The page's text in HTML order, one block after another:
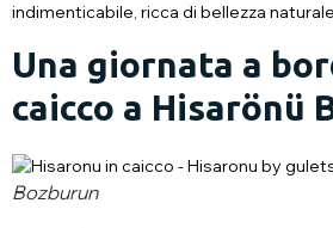
indimenticabile, ricca di bellezza
Una giornata a
caicco a Hisarönü
Bozburun